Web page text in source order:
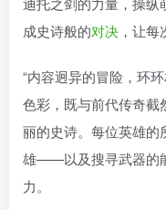
成史诗般的对决 ，让每
“内容迥异的冒险，环
色彩，既与前代传奇截
丽的史诗。每位英雄的
雄——以及搜寻武器的
力。